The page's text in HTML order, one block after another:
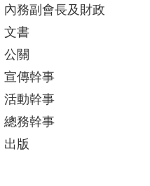
內務副會長及財政
文書
公關
宣傳幹事
活動幹事
總務幹事
出版